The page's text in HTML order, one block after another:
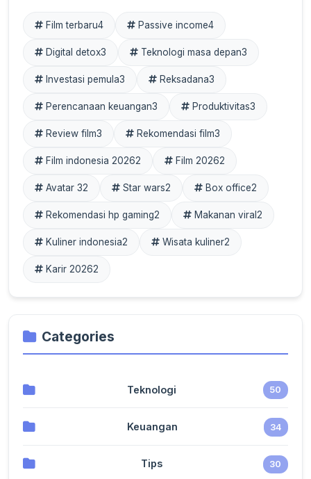
Film terbaru4 Passive income4
Digital detox3 Teknologi masa depan3
Investasi pemula3 Reksadana3
Perencanaan keuangan3 Produktivitas3
Review film3 Rekomendasi film3
Film indonesia 20262 Film 20262
Avatar 32 Star wars2 Box office2
Rekomendasi hp gaming2 Makanan viral 2
Kuliner indonesia2 Wisata kuliner2
Karir 20262
Categories
Teknologi 50
Keuangan 34
Tips 30